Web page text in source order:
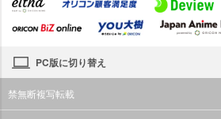
PC版に切り替え
禁無断複写転載